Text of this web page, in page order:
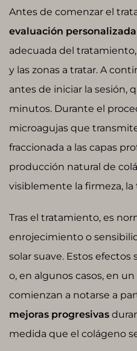
Antes de comenzar el
evaluación personalizada
adecuada del
y las zonas a tratar. A
antes de iniciar la sesión,
minutos. Durante el
microagujas que
fraccionada a las capas
producción natural de
visiblemente la firmeza,
Tras el tratamiento, es
enrojecimiento o
solar suave. Estos efectos
o, en algunos casos, en
comienzan a notarse a
mejoras progresivas
medida que el colágeno